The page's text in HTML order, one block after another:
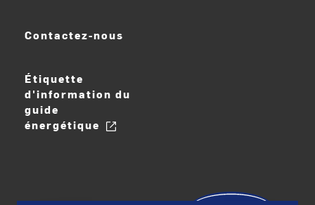
Contactez-nous
Étiquette
d'information du
guide
énergétique